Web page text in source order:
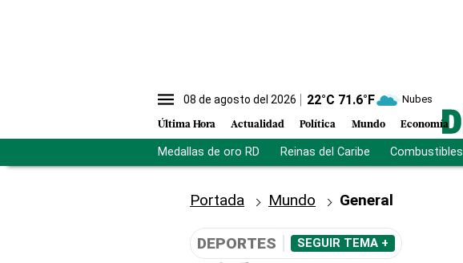
08 de agosto del 2026 22°C 71.6°F Nubes
Última Hora Actualidad Política Mundo Economía
Medallas de oro RD Reinas del Caribe Combustibles
Portada Mundo General
DEPORTES SEGUIR TEMA +